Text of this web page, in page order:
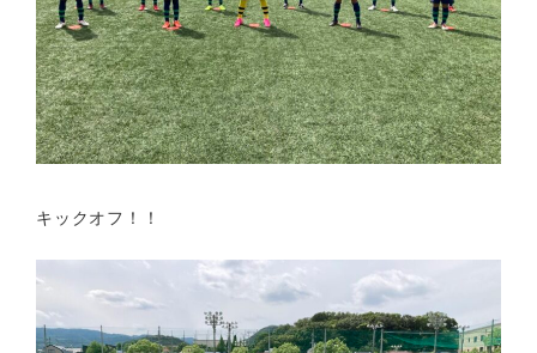
キックオフ！！